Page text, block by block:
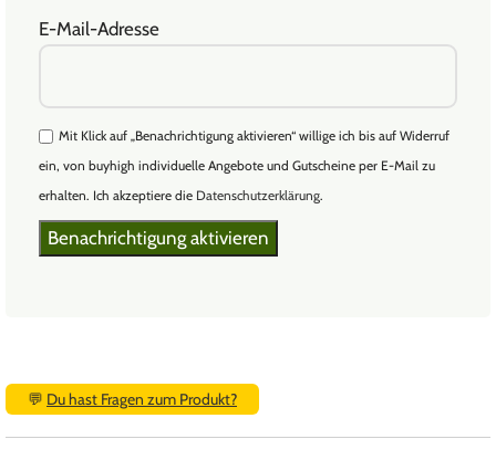
E-Mail-Adresse
Mit Klick auf „Benachrichtigung aktivieren“ willige ich bis auf Widerruf
ein, von buyhigh individuelle Angebote und Gutscheine per E-Mail zu
erhalten. Ich akzeptiere die Datenschutzerklärung.
💬 Du hast Fragen zum Produkt?